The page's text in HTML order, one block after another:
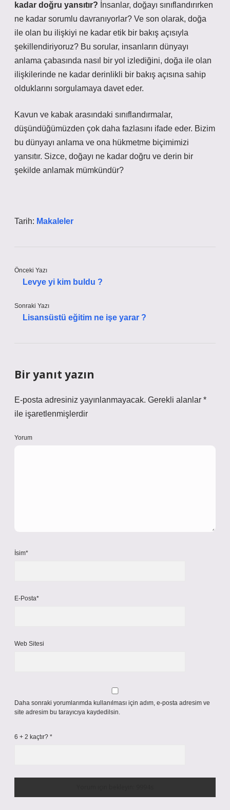
kadar doğru yansıtır? İnsanlar, doğayı sınıflandırırken
ne kadar sorumlu davranıyorlar? Ve son olarak, doğa
ile olan bu ilişkiyi ne kadar etik bir bakış açısıyla
şekillendiriyoruz? Bu sorular, insanların dünyayı
anlama çabasında nasıl bir yol izlediğini, doğa ile olan
ilişkilerinde ne kadar derinlikli bir bakış açısına sahip
olduklarını sorgulamaya davet eder.
Kavun ve kabak arasındaki sınıflandırmalar,
düşündüğümüzden çok daha fazlasını ifade eder. Bizim
bu dünyayı anlama ve ona hükmetme biçimimizi
yansıtır. Sizce, doğayı ne kadar doğru ve derin bir
şekilde anlamak mümkündür?
Tarih: Makaleler
Önceki Yazı
Levye yi kim buldu ?
Sonraki Yazı
Lisansüstü eğitim ne işe yarar ?
Bir yanıt yazın
E-posta adresiniz yayınlanmayacak. Gerekli alanlar *
ile işaretlenmişlerdir
Yorum
İsim*
E-Posta*
Web Sitesi
Daha sonraki yorumlarımda kullanılması için adım, e-posta adresim ve
site adresim bu tarayıcıya kaydedilsin.
6 + 2 kaçtır? *